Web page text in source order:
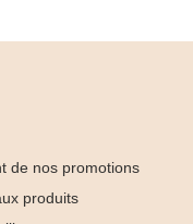
de nos promotions
produits